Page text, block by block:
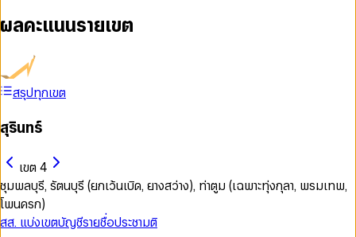
ผลคะแนนรายเขต
สรุปทุกเขต
สุรินทร์
เขต 4
ชุมพลบุรี, รัตนบุรี (ยกเว้นเบิด, ยางสว่าง), ท่าตูม (เฉพาะทุ่งกุลา, พรมเทพ,
โพนครก)
สส. แบ่งเขตบัญชีรายชื่อประชามติ